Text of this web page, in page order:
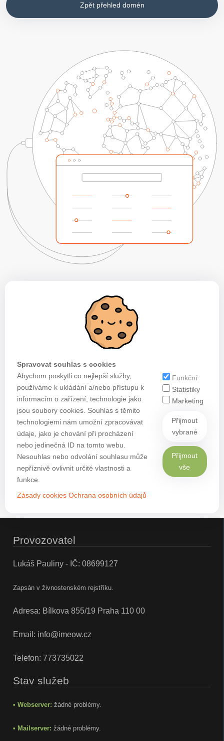
Zpět přehled domén
Spravovat souhlas s cookies
Abychom poskytli co nejlepší služby,
používáme k ukládání a/nebo přístupu k
informacím o zařízení, technologie jako
jsou soubory cookies. Souhlas s těmito
technologiemi nám umožní zpracovávat
údaje, jako je chování při procházení
nebo jedinečná ID na tomto webu.
Nesouhlas nebo odvolání souhlasu může
nepříznivě ovlivnit určité vlastnosti a
funkce.
Zásady cookies Ochrana osobních údajů
Funkční
Statistiky
Marketing
Přijmout
vybrané
Přijmout
vše
Provozovatel
Lukáš Pauliny - IČ: 08699127
Zapsán v živnostenském rejstříku.
Adresa: Bílkova 855/19 Praha 110 00
Email: info@imeow.cz
Telefon: 773735022
Stav služeb
• Webserver: žádné problémy.
• Mailserver: žádné problémy.